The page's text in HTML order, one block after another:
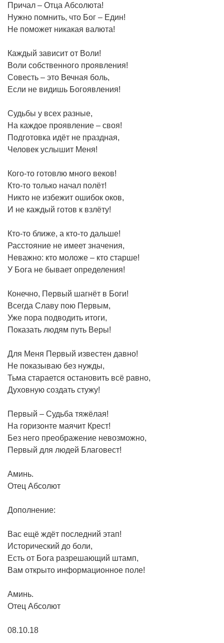
Причал – Отца Абсолюта!
Нужно помнить, что Бог – Един!
Не поможет никакая валюта!
Каждый зависит от Воли!
Воли собственного проявления!
Совесть – это Вечная боль,
Если не видишь Богоявления!
Судьбы у всех разные,
На каждое проявление – своя!
Подготовка идёт не праздная,
Человек услышит Меня!
Кого-то готовлю много веков!
Кто-то только начал полёт!
Никто не избежит ошибок оков,
И не каждый готов к взлёту!
Кто-то ближе, а кто-то дальше!
Расстояние не имеет значения,
Неважно: кто моложе – кто старше!
У Бога не бывает определения!
Конечно, Первый шагнёт в Боги!
Всегда Славу пою Первым,
Уже пора подводить итоги,
Показать людям путь Веры!
Для Меня Первый известен давно!
Не показываю без нужды,
Тьма старается остановить всё равно,
Духовную создать стужу!
Первый – Судьба тяжёлая!
На горизонте маячит Крест!
Без него преображение невозможно,
Первый для людей Благовест!
Аминь.
Отец Абсолют
Дополнение:
Вас ещё ждёт последний этап!
Исторический до боли,
Есть от Бога разрешающий штамп,
Вам открыто информационное поле!
Аминь.
Отец Абсолют
08.10.18